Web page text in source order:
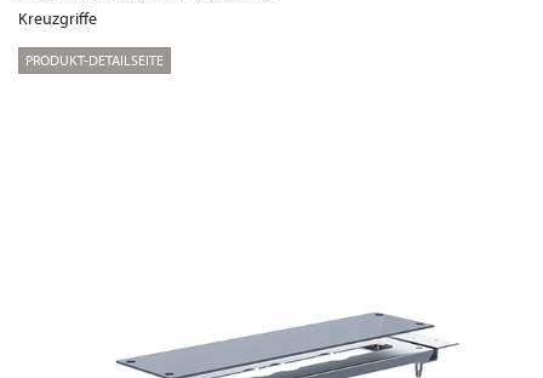
Kreuzgriffe
PRODUKT-DETAILSEITE